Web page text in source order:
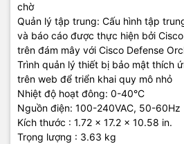
chờ
Quản lý tập trung: Cấu hình tập
và báo cáo được thực hiện bởi
trên đám mây với Cisco Defense
Trình quản lý thiết bị bảo mật thích
trên web để triển khai quy mô nhỏ
Nhiệt độ hoạt đông: 0-40°C
Nguồn điện: 100-240VAC, 50-60Hz
Kích thước : 1.72 x 17.2 x 10.58 in.
Trọng lượng : 3.63 kg